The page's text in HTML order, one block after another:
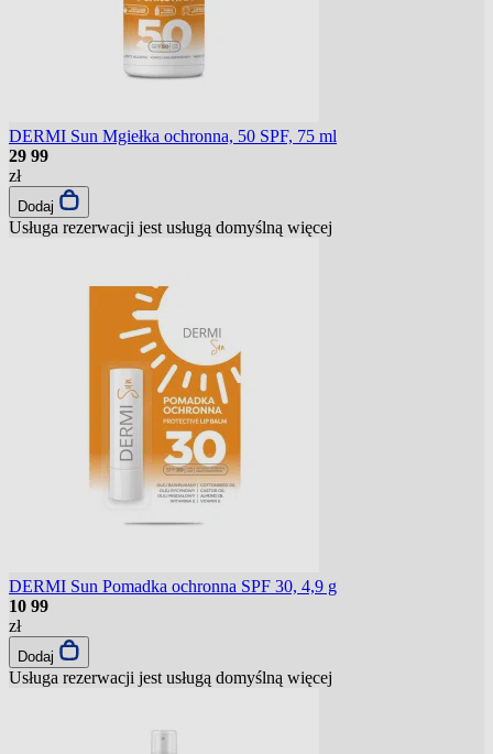
DERMI Sun Mgiełka ochronna, 50 SPF, 75 ml
29 99
zł
Dodaj
Usługa rezerwacji jest usługą domyślną więcej
DERMI Sun Pomadka ochronna SPF 30, 4,9 g
10 99
zł
Dodaj
Usługa rezerwacji jest usługą domyślną więcej